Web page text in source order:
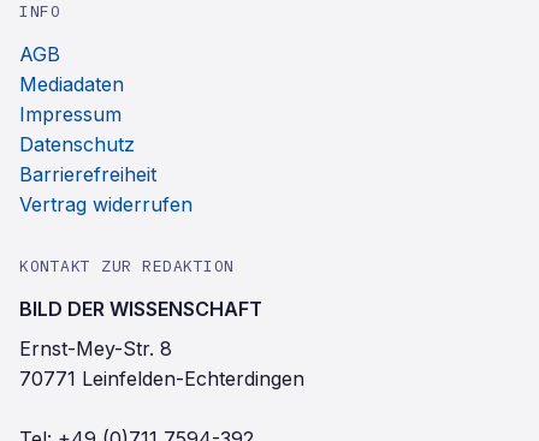
INFO
AGB
Mediadaten
Impressum
Datenschutz
Barrierefreiheit
Vertrag widerrufen
KONTAKT ZUR REDAKTION
BILD DER WISSENSCHAFT
Ernst-Mey-Str. 8
70771 Leinfelden-Echterdingen